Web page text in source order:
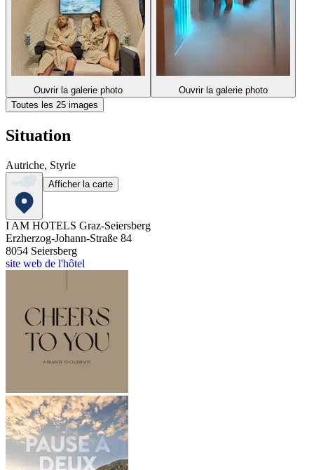
Ouvrir la galerie photo
Ouvrir la galerie photo
Toutes les 25 images
Situation
Autriche, Styrie
Afficher la carte
I AM HOTELS Graz-Seiersberg
Erzherzog-Johann-Straße 84
8054 Seiersberg
site web de l'hôtel